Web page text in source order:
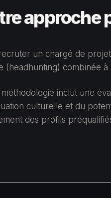
approche
un chargé de
(headhunting) combinée
méthodologie inclut une
culturelle et du
des profils